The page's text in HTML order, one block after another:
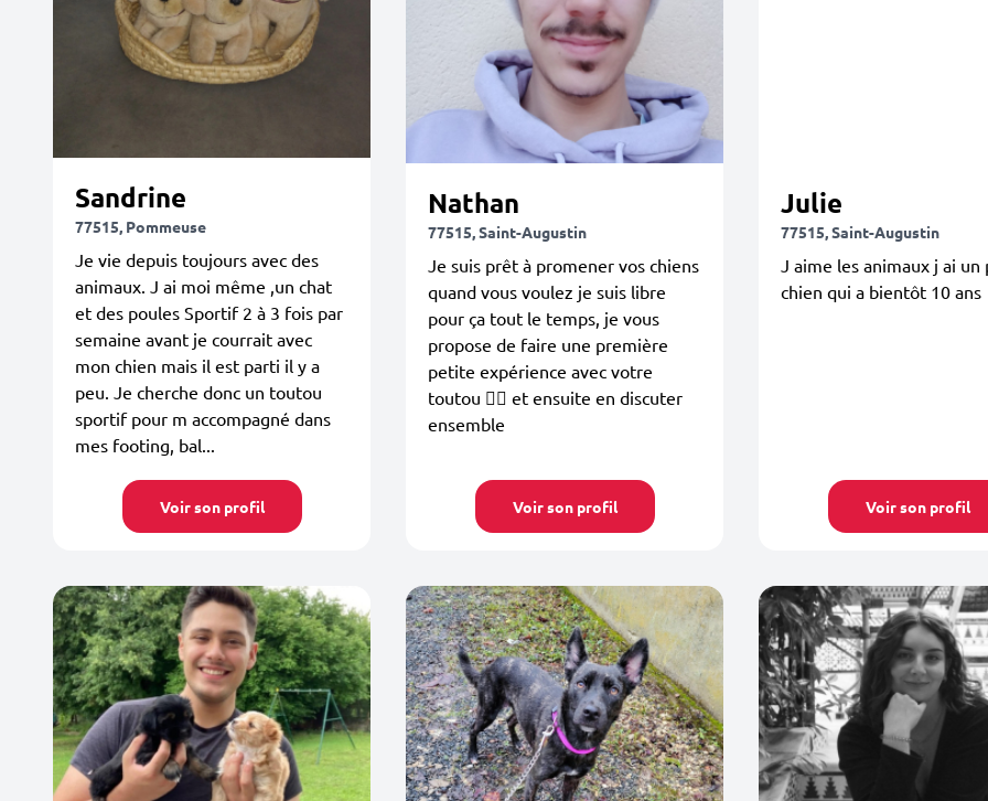
Sandrine
77515, Pommeuse
Je vie depuis toujours avec des
animaux. J ai moi même ,un chat
et des poules Sportif 2 à 3 fois par
semaine avant je courrait avec
mon chien mais il est parti il y a
peu. Je cherche donc un toutou
sportif pour m accompagné dans
mes footing, bal...
Voir son profil
Nathan
77515, Saint-Augustin
Je suis prêt à promener vos chiens
quand vous voulez je suis libre
pour ça tout le temps, je vous
propose de faire une première
petite expérience avec votre
toutou 🐕‍🦺 et ensuite en discuter
ensemble
Voir son profil
Julie
77515, Saint-Augustin
J aime les animaux j ai
chien qui a bientôt 10 ans
Voir son profil